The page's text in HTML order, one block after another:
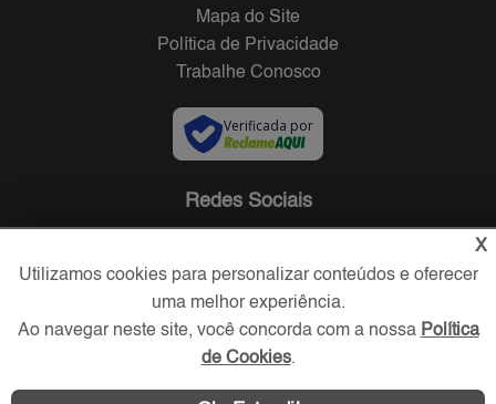
Mapa do Site
Política de Privacidade
Trabalhe Conosco
Verificada por
Redes Sociais
X
Utilizamos cookies para personalizar conteúdos e oferecer
uma melhor experiência.
Ao navegar neste site, você concorda com a nossa Política
de Cookies.